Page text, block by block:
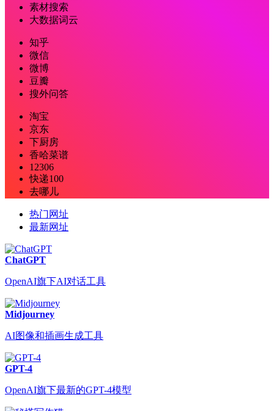
素材搜索
大数据词云
知乎
微信
微博
豆瓣
搜外问答
淘宝
京东
下厨房
香哈菜谱
12306
快递100
去哪儿
热门网址
最新网址
ChatGPT
OpenAI旗下AI对话工具
Midjourney
AI图像和插画生成工具
GPT-4
OpenAI旗下最新的GPT-4模型